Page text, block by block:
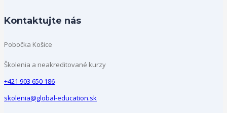
Kontaktujte nás
Pobočka Košice
Školenia a neakreditované kurzy
+421 903 650 186
skolenia@global-education.sk